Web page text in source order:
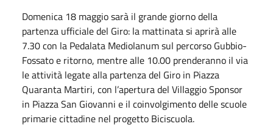
Domenica 18 maggio sarà il grande giorno della
partenza ufficiale del Giro: la mattinata si aprirà alle
7.30 con la Pedalata Mediolanum sul percorso Gubbio-
Fossato e ritorno, mentre alle 10.00 prenderanno il via
le attività legate alla partenza del Giro in Piazza
Quaranta Martiri, con l’apertura del Villaggio Sponsor
in Piazza San Giovanni e il coinvolgimento delle scuole
primarie cittadine nel progetto Biciscuola.